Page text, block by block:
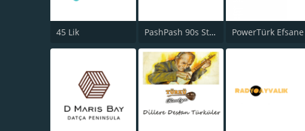
45 Lik PashPash 90s Station PowerTürk Efsane